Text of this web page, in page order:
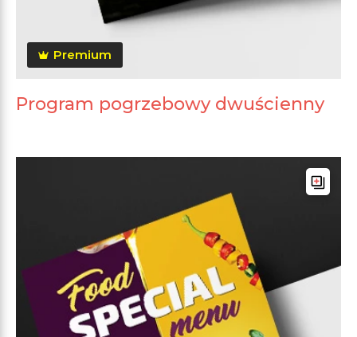
Premium
Program pogrzebowy dwuścienny